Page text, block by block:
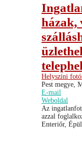
házak,
Helyszíni
Pest megye,
E-mail
Weboldal
Az
azzal
Enteriőr,